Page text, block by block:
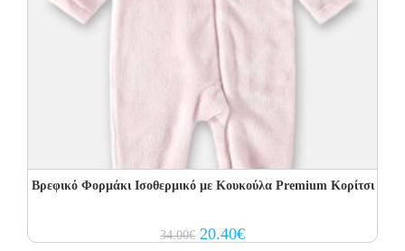
Βρεφικό Φορμάκι Ισοθερμικό με Kουκούλα Premium Κορίτσι
34.00€ Original
price
20.40€Current
price